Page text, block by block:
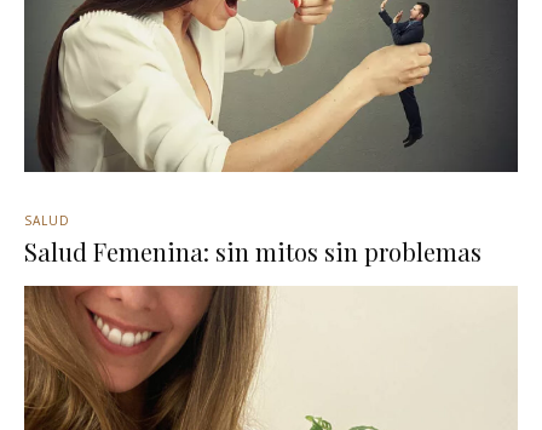
SALUD
Salud Femenina: sin mitos sin problemas